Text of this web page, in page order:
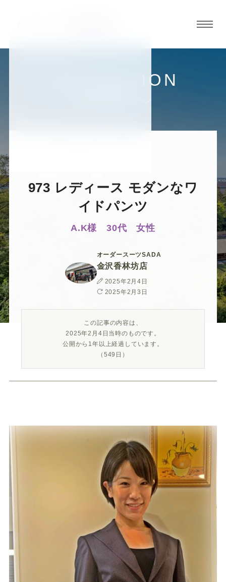
ツ
SADA
の
式
Youtube
ダ
ー
ー
ツ
SADA
の
式
Facebook
ダ
ー
ス
ー
ツ
SADA
の
式
Twitter
ダ
ー
ス
ー
ツ
SADA
の
式
Instagram
ダ
ー
ス
ー
ツ
SADA
の
式
LINE
COLLECTION
973 レディース モダンなワ
イドパンツ
A.K様 30代 女性
オーダースーツSADA
金沢香林坊店
投
稿
2025年2月4日
最
新
日
2025年2月3日
この記事の内容は、
2025年2月4日当時のものです。
公開から1年以上経過しています。
（549日）